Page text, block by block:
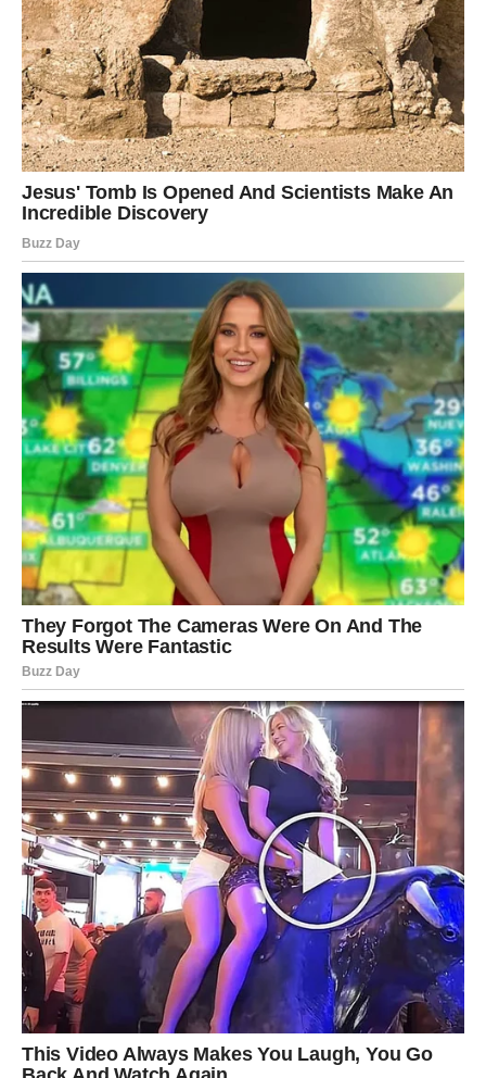
koji retko odustaje, čak i kada život postavi prepreke.
Međutim, prava snaga nije samo u borbi. Ponekad je
snaga i u tome da zastanemo, da razmislimo i da
odlučimo kojim putem želimo da idemo.
Naredni dani mogu biti upravo takav trenutak za mnoge
Ovnove – trenutak kada shvatate šta je zaista važno i gde
želite da usmerite svoju energiju.
Možda ćete doneti odluku koja će promeniti pravac nekog
dela vašeg života. Možda ćete shvatiti da je vreme da
pustite nešto što vam više ne donosi mir.
Ali jedno je sigurno:ovaj period donosi jasnoću.